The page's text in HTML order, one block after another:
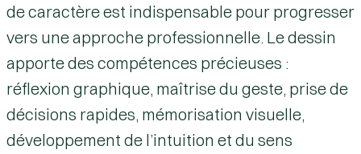
de caractère est indispensable pour progresser
vers une approche professionnelle. Le dessin
apporte des compétences précieuses :
réflexion graphique, maîtrise du geste, prise de
décisions rapides, mémorisation visuelle,
développement de l’intuition et du sens